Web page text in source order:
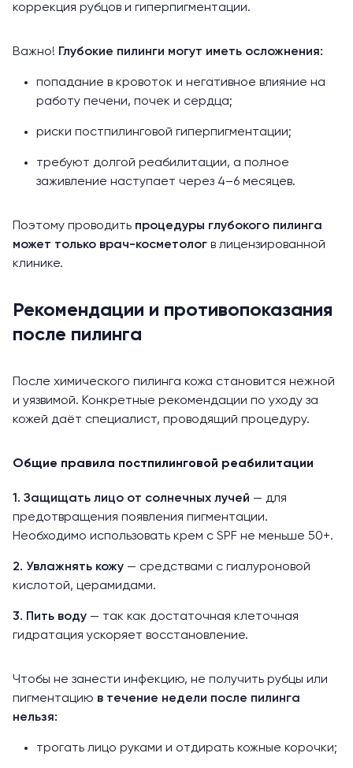
коррекция рубцов и гиперпигментации.
Важно! Глубокие пилинги могут иметь осложнения:
попадание в кровоток и негативное влияние на
работу печени, почек и сердца;
риски постпилинговой гиперпигментации;
требуют долгой реабилитации, а полное
заживление наступает через 4–6 месяцев.
Поэтому проводить процедуры глубокого пилинга
может только врач-косметолог в лицензированной
клинике.
Рекомендации и противопоказания
после пилинга
После химического пилинга кожа становится нежной
и уязвимой. Конкретные рекомендации по уходу за
кожей даёт специалист, проводящий процедуру.
Общие правила постпилинговой реабилитации
1. Защищать лицо от солнечных лучей — для
предотвращения появления пигментации.
Необходимо использовать крем с SPF не меньше 50+.
2. Увлажнять кожу — средствами с гиалуроновой
кислотой, церамидами.
3. Пить воду — так как достаточная клеточная
гидратация ускоряет восстановление.
Чтобы не занести инфекцию, не получить рубцы или
пигментацию в течение недели после пилинга
нельзя:
трогать лицо руками и отдирать кожные корочки;